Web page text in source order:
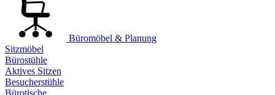
Büromöbel & Planung
Sitzmöbel
Bürostühle
Aktives Sitzen
Besucherstühle